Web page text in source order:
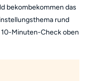
bekombekommen das
rund
Minuten-Check oben